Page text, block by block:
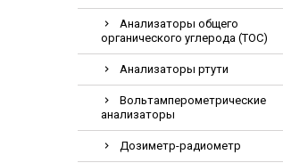
Анализаторы общего
органического углерода (TOC)
Анализаторы ртути
Вольтамперометрические
анализаторы
Дозиметр-радиометр